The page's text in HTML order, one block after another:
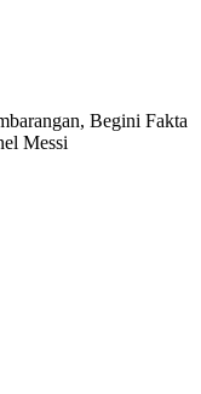
Begini Fakta
Messi